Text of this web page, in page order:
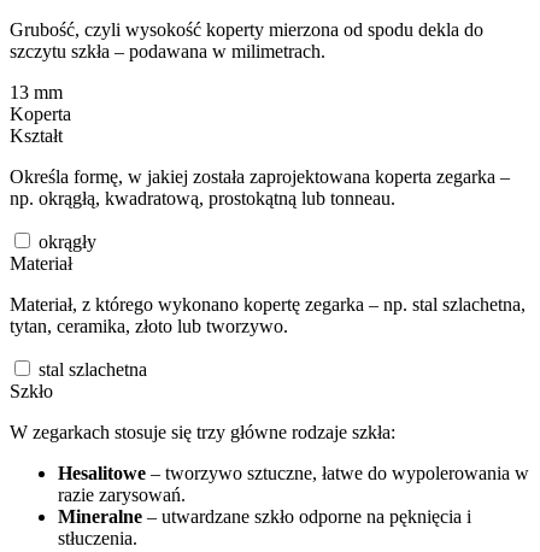
Grubość, czyli wysokość koperty mierzona od spodu dekla do
szczytu szkła – podawana w milimetrach.
13 mm
Koperta
Kształt
Określa formę, w jakiej została zaprojektowana koperta zegarka –
np. okrągłą, kwadratową, prostokątną lub tonneau.
okrągły
Materiał
Materiał, z którego wykonano kopertę zegarka – np. stal szlachetna,
tytan, ceramika, złoto lub tworzywo.
stal szlachetna
Szkło
W zegarkach stosuje się trzy główne rodzaje szkła:
Hesalitowe – tworzywo sztuczne, łatwe do wypolerowania w
razie zarysowań.
Mineralne – utwardzane szkło odporne na pęknięcia i
stłuczenia.